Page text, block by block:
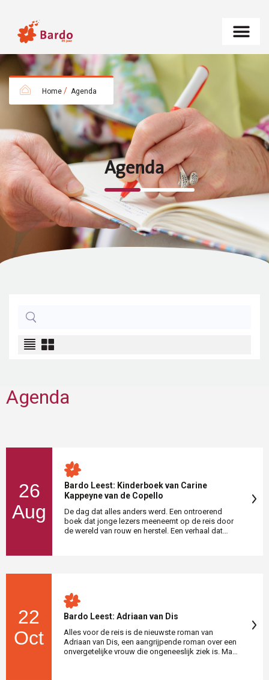
Home / Agenda
Agenda
Agenda
26
Aug
Bardo Leest: Kinderboek van Carine
Kappeyne van de Copello
De dag dat alles anders werd. Een ontroerend
boek dat jonge lezers meeneemt op de reis door
de wereld van rouw en herstel. Een verhaal dat
22
Oct
Bardo Leest: Adriaan van Dis
Alles voor de reis is de nieuwste roman van
Adriaan van Dis, een aangrijpende roman over een
onvergetelijke vrouw die ongeneeslijk ziek is. Man